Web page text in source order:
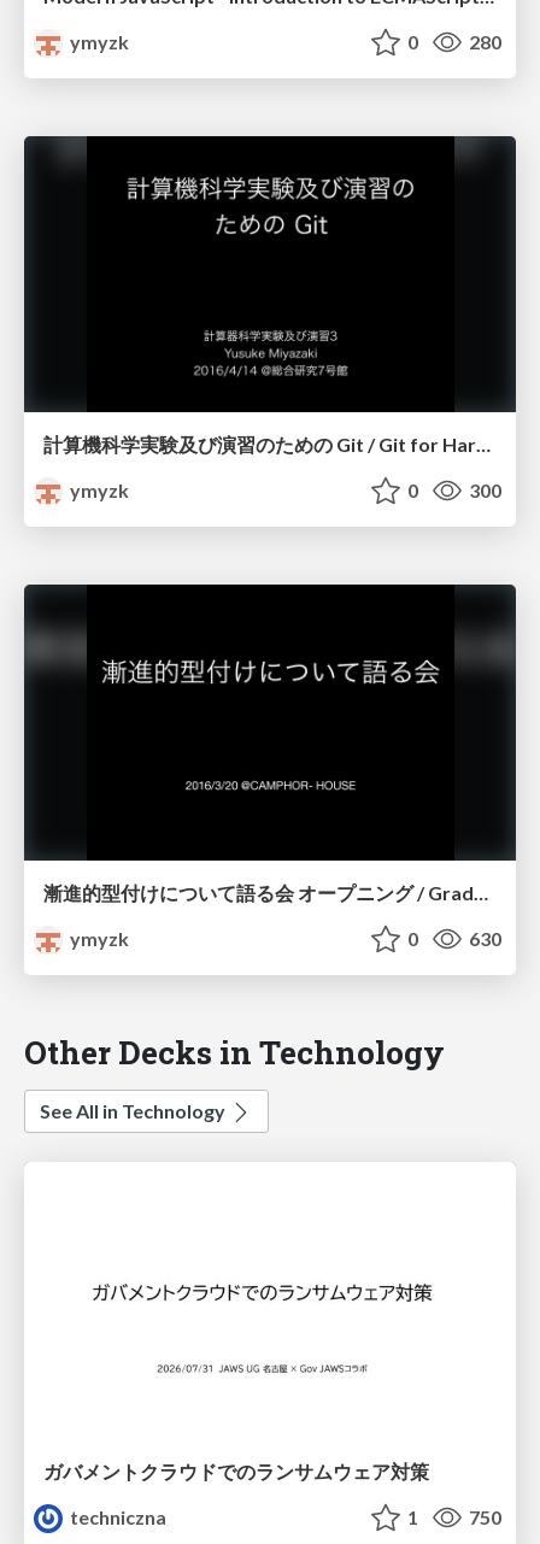
ymyzk
0 280
計算機科学実験及び演習のための Git / Git for Hardware and Software Laboratory Project
ymyzk
0 300
漸進的型付けについて語る会 オープニング / Gradual Typing Opening
ymyzk
0 630
Other Decks in Technology
See All in Technology
ガバメントクラウドでのランサムウェア対策
techniczna
1 750